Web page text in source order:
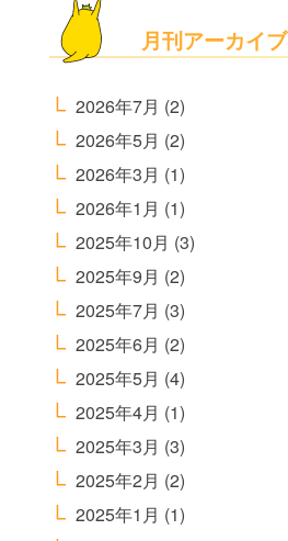
月刊アーカイブ
2026年7月 (2)
2026年5月 (2)
2026年3月 (1)
2026年1月 (1)
2025年10月 (3)
2025年9月 (2)
2025年7月 (3)
2025年6月 (2)
2025年5月 (4)
2025年4月 (1)
2025年3月 (3)
2025年2月 (2)
2025年1月 (1)